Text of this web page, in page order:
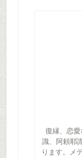
復縁、恋
識、阿頼耶
ります。メ